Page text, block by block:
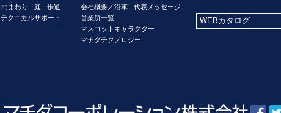
門まわり 庭
歩道
テクニカルサポート
会社概要／沿革
代表メッセージ
営業所一覧
マスコットキャラクター
マチダテクノロジー
WEBカタログ